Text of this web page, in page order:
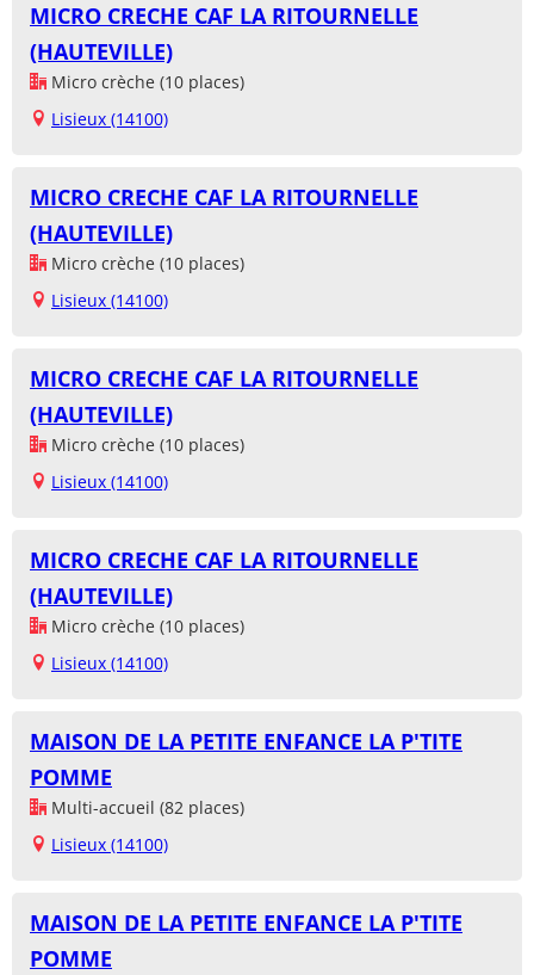
MICRO CRECHE CAF LA RITOURNELLE
(HAUTEVILLE)
Micro crèche (10 places)
Lisieux (14100)
MICRO CRECHE CAF LA RITOURNELLE
(HAUTEVILLE)
Micro crèche (10 places)
Lisieux (14100)
MICRO CRECHE CAF LA RITOURNELLE
(HAUTEVILLE)
Micro crèche (10 places)
Lisieux (14100)
MICRO CRECHE CAF LA RITOURNELLE
(HAUTEVILLE)
Micro crèche (10 places)
Lisieux (14100)
MAISON DE LA PETITE ENFANCE LA P'TITE
POMME
Multi-accueil (82 places)
Lisieux (14100)
MAISON DE LA PETITE ENFANCE LA P'TITE
POMME